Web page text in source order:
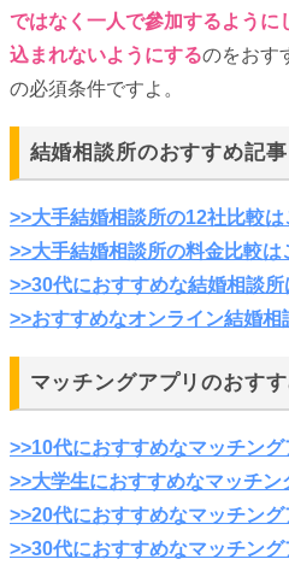
ではなく一人で參加するように
込まれないようにするのをおす
の必須条件ですよ。
結婚相談所のおすすめ記事
>>大手結婚相談所の12社比較は
>>大手結婚相談所の料金比較は
>>30代におすすめな結婚相談所
>>おすすめなオンライン結婚相
マッチングアプリのおす
>>10代におすすめなマッチング
>>大学生におすすめなマッチン
>>20代におすすめなマッチング
>>30代におすすめなマッチング